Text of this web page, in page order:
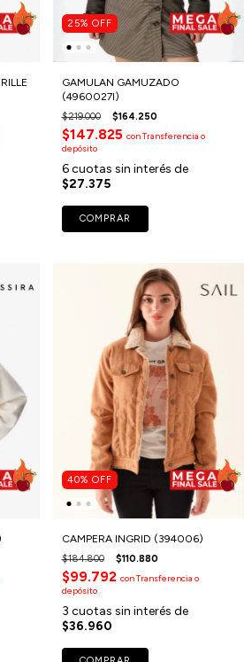
25% OFF
GAMULAN GAMUZADO
(4960027I)
$219.000 $164.250
$147.825 conTransferencia o
depósito
6 cuotas sin interés de
$27.375
COMPRAR
40% OFF
CAMPERA INGRID (394006)
$184.800 $110.880
$99.792 conTransferencia o
depósito
3 cuotas sin interés de
$36.960